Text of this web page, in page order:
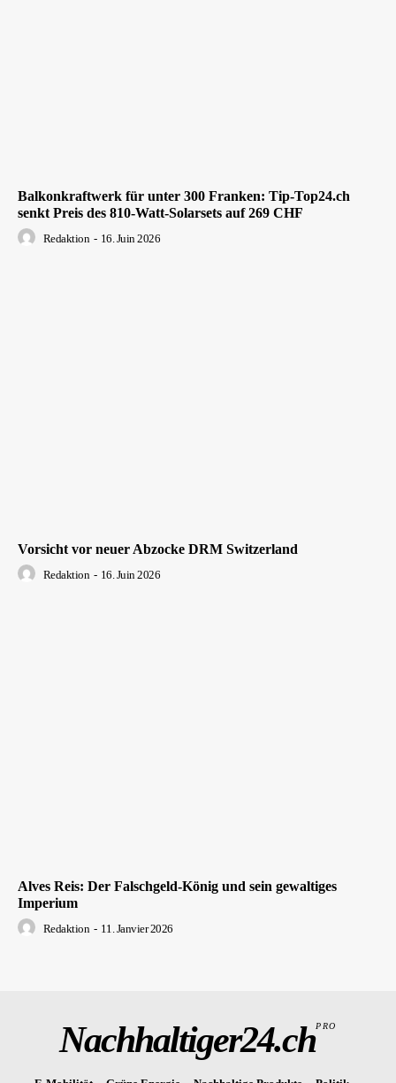
Balkonkraftwerk für unter 300 Franken: Tip-Top24.ch
senkt Preis des 810-Watt-Solarsets auf 269 CHF
Redaktion - 16. Juin 2026
Vorsicht vor neuer Abzocke DRM Switzerland
Redaktion - 16. Juin 2026
Alves Reis: Der Falschgeld-König und sein gewaltiges
Imperium
Redaktion - 11. Janvier 2026
Nachhaltiger24.chPRO